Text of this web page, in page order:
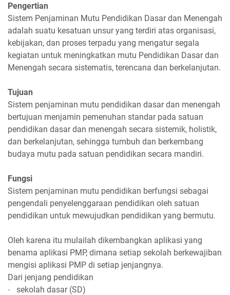
Pengertian
Sistem Penjaminan Mutu Pendidikan Dasar dan Menengah
adalah suatu kesatuan unsur yang terdiri atas organisasi,
kebijakan, dan proses terpadu yang mengatur segala
kegiatan untuk meningkatkan mutu Pendidikan Dasar dan
Menengah secara sistematis, terencana dan berkelanjutan.
Tujuan
Sistem penjaminan mutu pendidikan dasar dan menengah
bertujuan menjamin pemenuhan standar pada satuan
pendidikan dasar dan menengah secara sistemik, holistik,
dan berkelanjutan, sehingga tumbuh dan berkembang
budaya mutu pada satuan pendidikan secara mandiri.
Fungsi
Sistem penjaminan mutu pendidikan berfungsi sebagai
pengendali penyelenggaraan pendidikan oleh satuan
pendidikan untuk mewujudkan pendidikan yang bermutu.
Oleh karena itu mulailah dikembangkan aplikasi yang
benama aplikasi PMP, dimana setiap sekolah berkewajiban
mengisi aplikasi PMP di setiap jenjangnya.
Dari jenjang pendidikan
· sekolah dasar (SD)